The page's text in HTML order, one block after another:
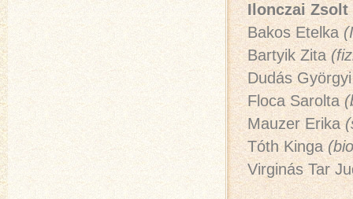
Ilonczai Zsolt
Bakos Etelka
Bartyik Zita
Dudás
Floca Sarolta
Mauzer Erika
Tóth Kinga(
Virginás Tar